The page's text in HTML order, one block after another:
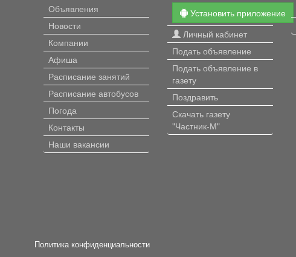
Объявления
Новости
Компании
Афиша
Расписание занятий
Расписание автобусов
Погода
Контакты
Наши вакансии
Установить приложение
Личный кабинет
Подать объявление
Подать объявление в
газету
Поздравить
Скачать газету
"Частник-М"
Политика конфиденциальности